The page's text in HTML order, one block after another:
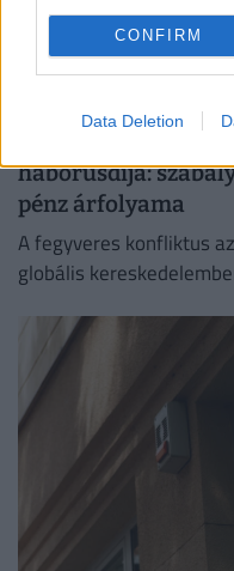
CONFIRM
Data Deletion
háborúsdija:
pénz árfolyama
A fegyveres konfliktus
globális